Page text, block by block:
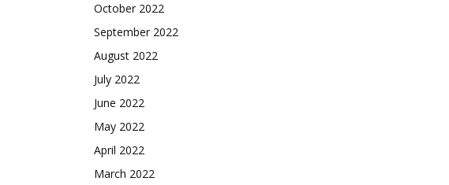
October 2022
September 2022
August 2022
July 2022
June 2022
May 2022
April 2022
March 2022